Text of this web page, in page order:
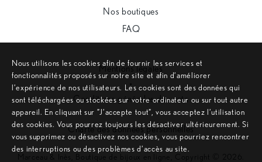
Nos boutiques
FAQ
Mentions légales
•
Conditions générales de vente
•
Charte des données personnelles
Marceau & Inès, Boutique de bijoux en ligne, Copyright © 2026.
Nous utilisons les cookies afin de fournir les services et
fonctionnalités proposés sur notre site et afin d’améliorer
l’expérience de nos utilisateurs. Les cookies sont des données qui
sont téléchargées ou stockées sur votre ordinateur ou sur tout autre
appareil. En cliquant sur ”J’accepte tout”, vous acceptez l’utilisation
des cookies. Vous pourrez toujours les désactiver ultérieurement. Si
vous supprimez ou désactivez nos cookies, vous pourriez rencontrer
des interruptions ou des problèmes d’accès au site.